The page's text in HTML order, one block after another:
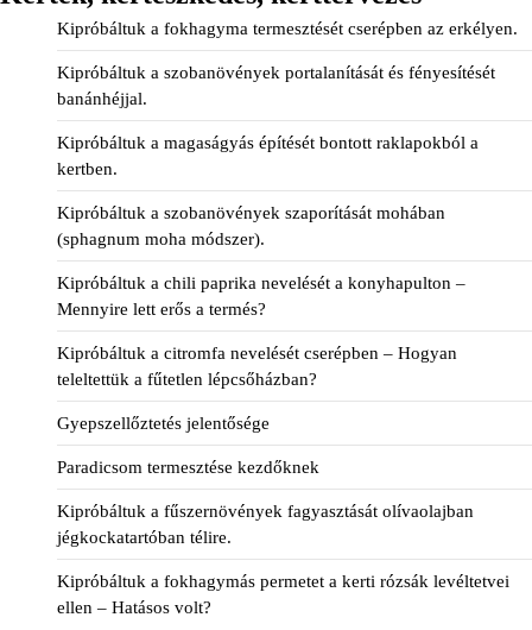
Kipróbáltuk a fokhagyma termesztését cserépben az erkélyen.
Kipróbáltuk a szobanövények portalanítását és fényesítését
banánhéjjal.
Kipróbáltuk a magaságyás építését bontott raklapokból a
kertben.
Kipróbáltuk a szobanövények szaporítását mohában
(sphagnum moha módszer).
Kipróbáltuk a chili paprika nevelését a konyhapulton –
Mennyire lett erős a termés?
Kipróbáltuk a citromfa nevelését cserépben – Hogyan
teleltettük a fűtetlen lépcsőházban?
Gyepszellőztetés jelentősége
Paradicsom termesztése kezdőknek
Kipróbáltuk a fűszernövények fagyasztását olívaolajban
jégkockatartóban télire.
Kipróbáltuk a fokhagymás permetet a kerti rózsák levéltetvei
ellen – Hatásos volt?